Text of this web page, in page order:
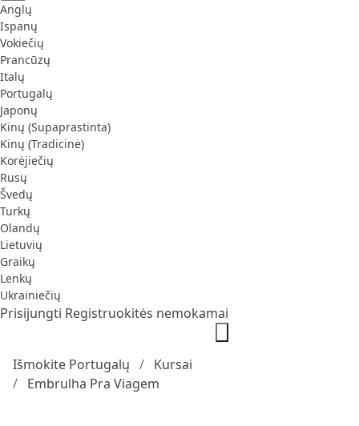
Anglų
Ispanų
Vokiečių
Prancūzų
Italų
Portugalų
Japonų
Kinų (Supaprastinta)
Kinų (Tradicinė)
Korėjiečių
Rusų
Švedų
Turkų
Olandų
Lietuvių
Graikų
Lenkų
Ukrainiečių
Prisijungti Registruokitės nemokamai
Išmokite Portugalų
Kursai
Embrulha Pra Viagem